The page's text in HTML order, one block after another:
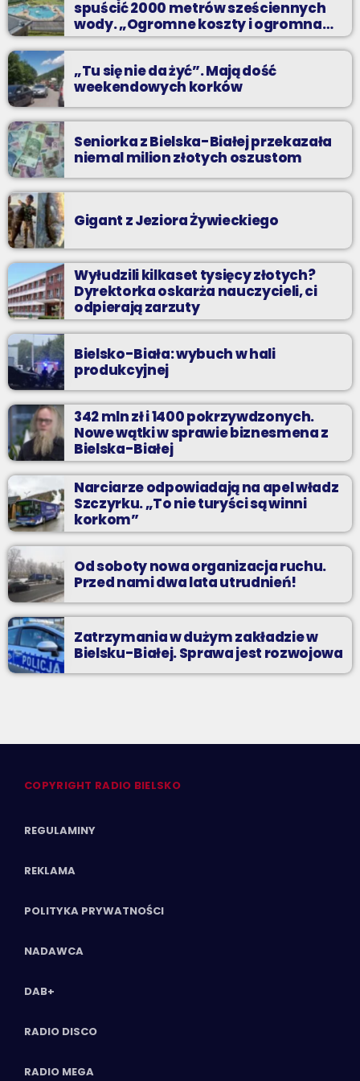
najlepszych dyskotekowych przebojach?
spuścić 2000 metrów sześciennych
wody. „Ogromne koszty i ogromna
praca”
„Tu się nie da żyć”. Mają dość
weekendowych korków
Seniorka z Bielska-Białej przekazała
niemal milion złotych oszustom
Gigant z Jeziora Żywieckiego
Wyłudzili kilkaset tysięcy złotych?
Dyrektorka oskarża nauczycieli, ci
odpierają zarzuty
Bielsko-Biała: wybuch w hali
produkcyjnej
342 mln zł i 1400 pokrzywdzonych.
Nowe wątki w sprawie biznesmena z
Bielska-Białej
Narciarze odpowiadają na apel władz
Szczyrku. „To nie turyści są winni
korkom”
Od soboty nowa organizacja ruchu.
Przed nami dwa lata utrudnień!
Zatrzymania w dużym zakładzie w
Bielsku-Białej. Sprawa jest rozwojowa
COPYRIGHT RADIO BIELSKO
REGULAMINY
REKLAMA
POLITYKA PRYWATNOŚCI
NADAWCA
DAB+
RADIO DISCO
RADIO MEGA